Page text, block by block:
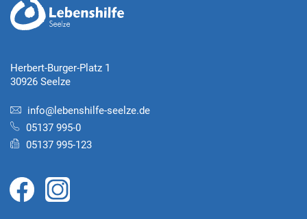
Herbert-Burger-Platz 1
30926 Seelze
info@lebenshilfe-seelze.de
05137 995-0
05137 995-123